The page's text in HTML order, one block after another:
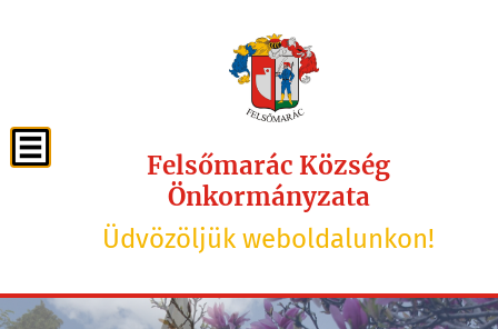
Felsőmarác Község
Önkormányzata
Üdvözöljük weboldalunkon!